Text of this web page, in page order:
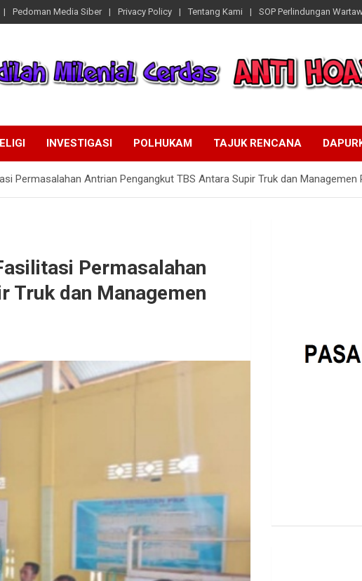
Pedoman Media Siber Privacy Policy Tentang Kami SOP Perlindungan
INVESTIGASI POLHUKAM TAJUK RENCANA
Permasalahan Antrian Pengangkut TBS Antara Supir Truk dan Managemen
Permasalahan
Truk dan Managemen